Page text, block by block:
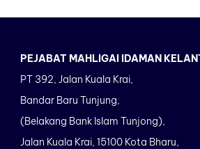
PEJABAT MAHLIGAI IDAMAN
PT 392, Jalan Kuala Krai,
Bandar Baru Tunjung,
(Belakang Bank Islam Tunjong),
Jalan Kuala Krai, 15100 Kota Bharu,